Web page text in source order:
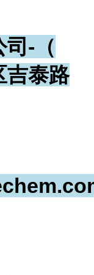
司-（
吉泰路